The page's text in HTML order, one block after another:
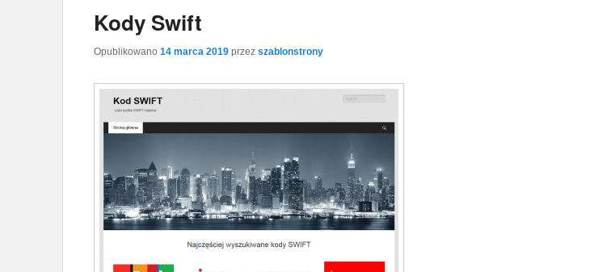
Kody Swift
Opublikowano 14 marca 2019 przez szablonstrony